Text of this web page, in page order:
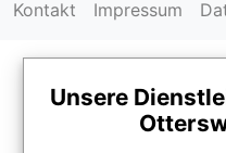
Kontakt Impressum
Unsere